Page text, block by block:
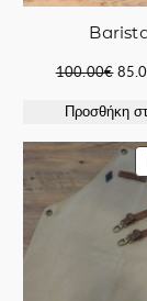
100.00€
was:
Προσθήκη